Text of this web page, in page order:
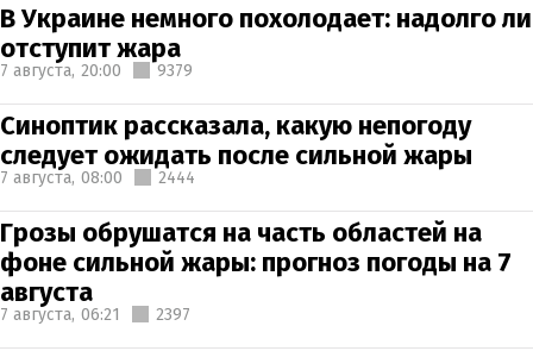
В Украине немного похолодает: надолго ли
отступит жара
7 августа, 20:00 9379
Синоптик рассказала, какую непогоду
следует ожидать после сильной жары
7 августа, 08:00 2444
Грозы обрушатся на часть областей на
фоне сильной жары: прогноз погоды на 7
августа
7 августа, 06:21 2397